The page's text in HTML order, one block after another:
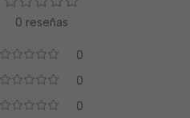
0 reseñas
0
0
0